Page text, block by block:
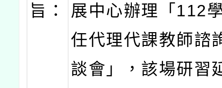
旨：
展中心辦理「112
任代理代課教師諮
談會」，該場研習